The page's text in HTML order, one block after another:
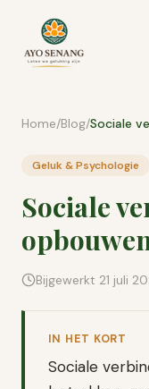
Home/Blog/
Geluk & Psychologie
Sociale
Bijgewerkt 21 juli
IN HET KORT
Sociale